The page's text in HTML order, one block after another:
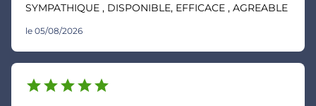
SYMPATHIQUE , DISPONIBLE, EFFICACE , AGREABLE
le 05/08/2026
starstarstarstarstar